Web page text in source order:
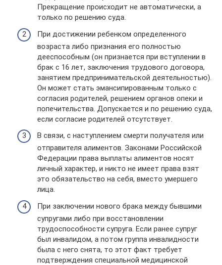
Прекращение происходит не автоматически, а
только по решению суда.
При достижении ребенком определенного
возраста либо признания его полностью
дееспособным (он признается при вступлении в
брак с 16 лет, заключения трудового договора,
занятием предпринимательской деятельностью).
Он может стать эмансипированным только с
согласия родителей, решением органов опеки и
попечительства. Допускается и по решению суда,
если согласие родителей отсутствует.
В связи, с наступлением смерти получателя или
отправителя алиментов. Законами Российской
Федерации права выплаты алиментов носят
личный характер, и никто не имеет права взят
это обязательство на себя, вместо умершего
лица.
При заключении нового брака между бывшими
супругами либо при восстановлении
трудоспособности супруга. Если ранее супруг
был инвалидом, а потом группа инвалидности
была с него снята, то этот факт требует
подтверждения специальной медицинской